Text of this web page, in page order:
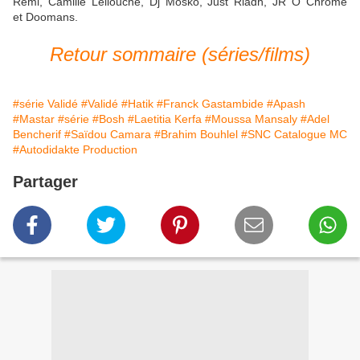
et Doomans.
Retour sommaire (séries/films)
#série Validé #Validé #Hatik #Franck Gastambide #Apash
#Mastar #série #Bosh #Laetitia Kerfa #Moussa Mansaly #Adel
Bencherif #Saïdou Camara #Brahim Bouhlel #SNC Catalogue MC
#Autodidakte Production
Partager